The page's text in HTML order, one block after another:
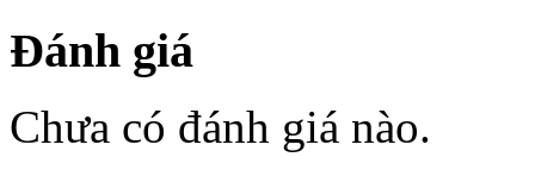
Đánh giá
Chưa có đánh giá nào.